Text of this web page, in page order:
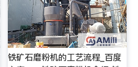
铁矿石磨粉机的工艺流程_百度